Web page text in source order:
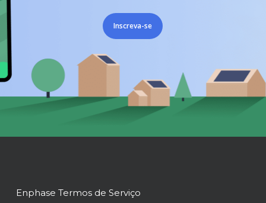
Inscreva-se
Enphase Termos de Serviço